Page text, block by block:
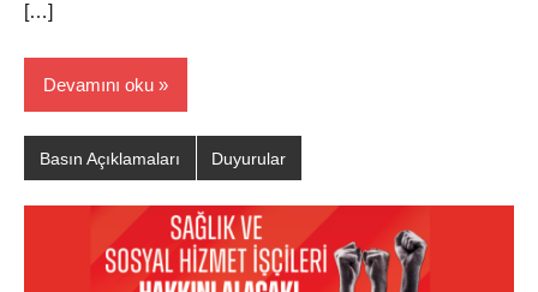
[…]
Devamını oku
Basın Açıklamaları Duyurular